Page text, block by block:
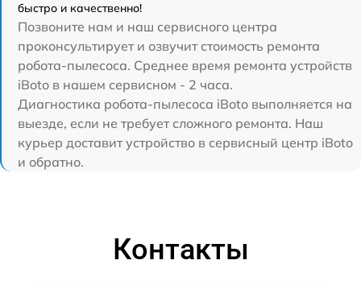
быстро и качественно!
Позвоните нам и наш сервисного центра
проконсультирует и озвучит стоимость ремонта
робота-пылесоса. Среднее время ремонта устройств
iBoto в нашем сервисном - 2 часа.
Диагностика робота-пылесоса iBoto выполняется на
выезде, если не требует сложного ремонта. Наш
курьер доставит устройство в сервисный центр iBoto
и обратно.
Контакты